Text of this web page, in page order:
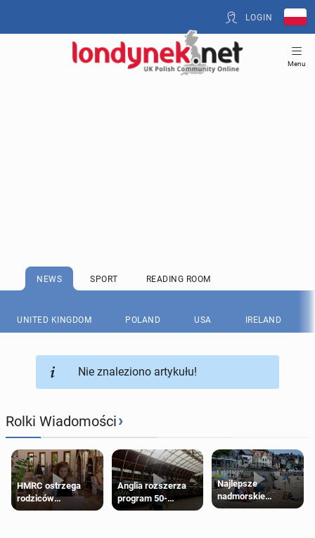
LOGIN
Menu
NEWS SPORT READING ROOM
UNITED KINGDOM POLAND USA IRELAND
Nie znaleziono artykułu!
Rolki Wiadomości›
HMRC ostrzega
rodziców
pobierających Child
Anglia rozszerza
program 50-
procentowych
Najlepsze
nadmorskie
miasteczko blisko